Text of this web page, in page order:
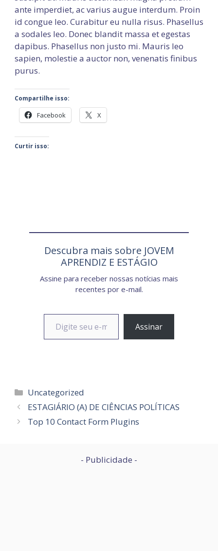
ante imperdiet, ac varius augue interdum. Proin
id congue leo. Curabitur eu nulla risus. Phasellus
a sodales leo. Donec blandit massa et egestas
dapibus. Phasellus non justo mi. Mauris leo
sapien, molestie a auctor non, venenatis finibus
purus.
Compartilhe isso:
Facebook X
Curtir isso:
Descubra mais sobre JOVEM
APRENDIZ E ESTÁGIO
Assine para receber nossas notícias mais
recentes por e-mail.
Digite seu e-mail…
Assinar
Categorias
Uncategorized
ESTAGIÁRIO (A) DE CIÊNCIAS POLÍTICAS
Top 10 Contact Form Plugins
- Publicidade -